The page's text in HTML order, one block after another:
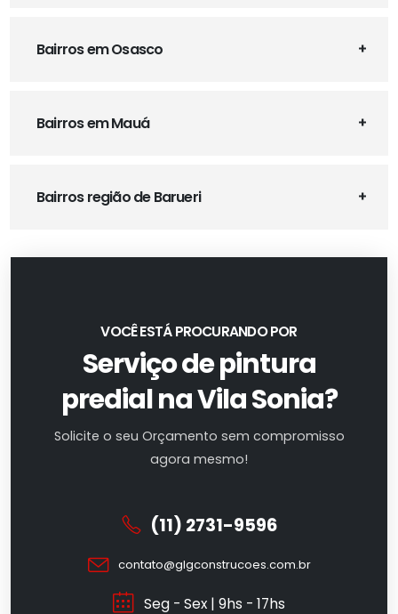
Bairros em Osasco
Bairros em Mauá
Bairros região de Barueri
VOCÊ ESTÁ PROCURANDO POR
Serviço de pintura
predial na Vila Sonia?
Solicite o seu Orçamento sem compromisso
agora mesmo!
(11) 2731-9596
contato@glgconstrucoes.com.br
Seg - Sex | 9hs - 17hs